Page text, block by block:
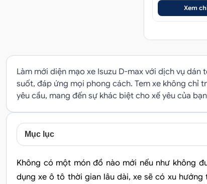
Xem
Làm mới diện mạo xe Isuzu D-max với dịch vụ
suốt, đáp ứng mọi phong cách. Tem xe không chỉ
yêu cầu, mang đến sự khác biệt cho xế yêu của
Mục lục
Không có một món đồ nào mới nếu như không
dụng xe ô tô thời gian lâu dài, xe sẽ có xu